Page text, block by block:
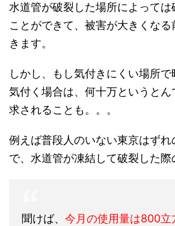
水道管が破裂した場所によっては
ことができて、被害が大きくな
きます。
しかし、もし気付きにくい場所
気付く場合は、何十万というと
求されることも。。。
例えば普段人のいない東京はず
で、水道管が凍結して破裂した際
聞けば、 今月の使用量は800立